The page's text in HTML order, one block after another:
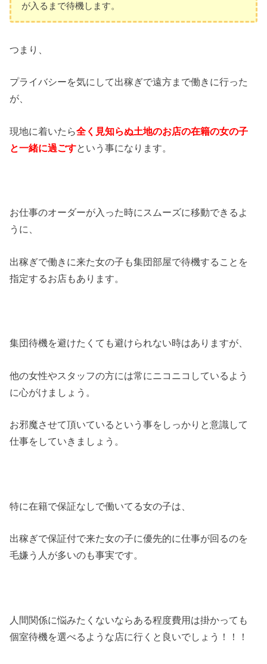
が入るまで待機します。
つまり、
プライバシーを気にして出稼ぎで遠方まで働きに行った
が、
現地に着いたら全く見知らぬ土地のお店の在籍の女の子
と一緒に過ごすという事になります。
お仕事のオーダーが入った時にスムーズに移動できるよ
うに、
出稼ぎで働きに来た女の子も集団部屋で待機することを
指定するお店もあります。
集団待機を避けたくても避けられない時はありますが、
他の女性やスタッフの方には常にニコニコしているよう
に心がけましょう。
お邪魔させて頂いているという事をしっかりと意識して
仕事をしていきましょう。
特に在籍で保証なしで働いてる女の子は、
出稼ぎで保証付で来た女の子に優先的に仕事が回るのを
毛嫌う人が多いのも事実です。
人間関係に悩みたくないならある程度費用は掛かっても
個室待機を選べるような店に行くと良いでしょう！！！